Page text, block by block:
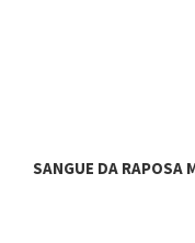
SANGUE DA RAPOSA